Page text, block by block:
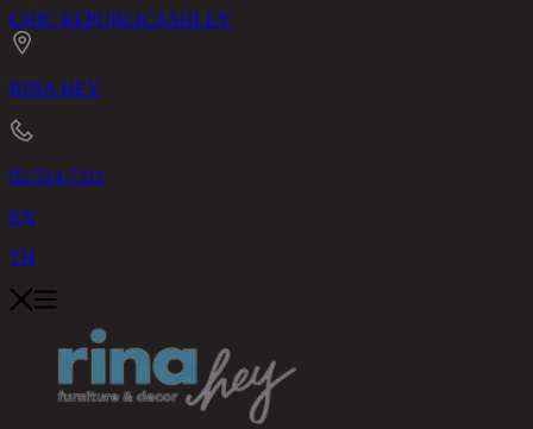
CHIC REPUBLICASHLEY
RINA HEY
02-514-7111
EN
TH